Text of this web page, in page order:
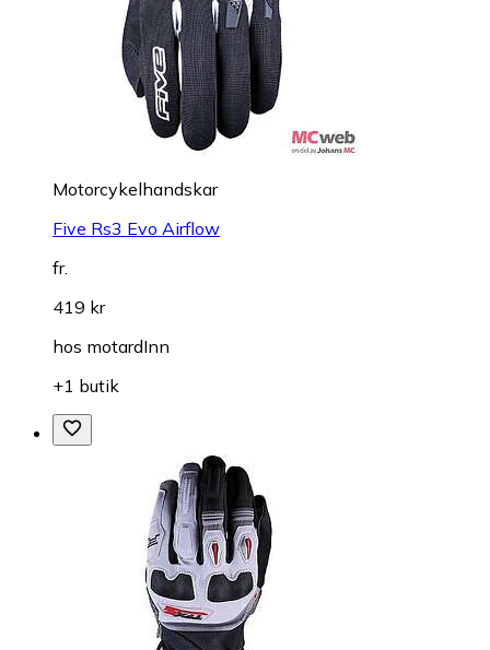
Motorcykelhandskar
Five Rs3 Evo Airflow
fr.
419 kr
hos motardInn
+1 butik